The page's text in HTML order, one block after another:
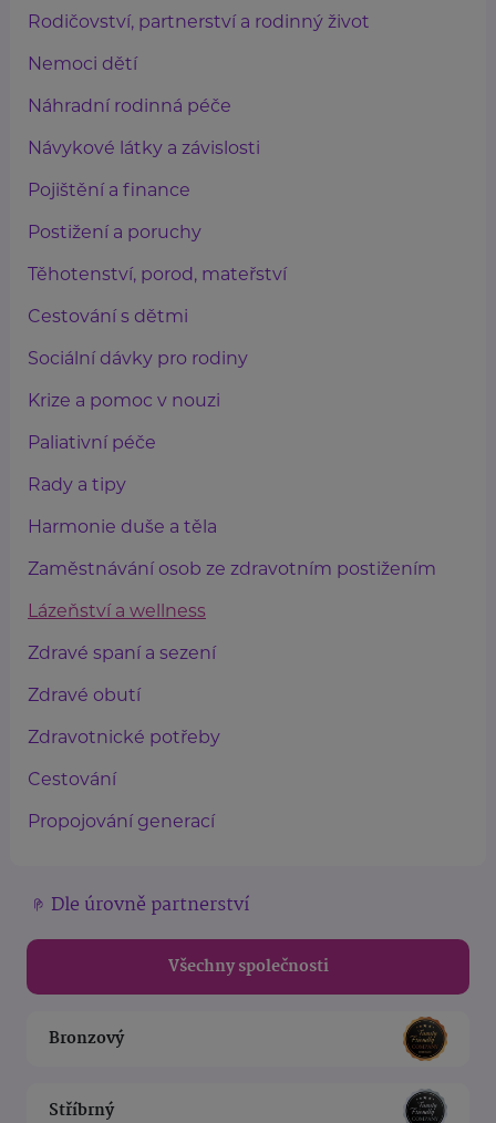
Rodičovství, partnerství a rodinný život
Nemoci dětí
Náhradní rodinná péče
Návykové látky a závislosti
Pojištění a finance
Postižení a poruchy
Těhotenství, porod, mateřství
Cestování s dětmi
Sociální dávky pro rodiny
Krize a pomoc v nouzi
Paliativní péče
Rady a tipy
Harmonie duše a těla
Zaměstnávání osob ze zdravotním postižením
Lázeňství a wellness
Zdravé spaní a sezení
Zdravé obutí
Zdravotnické potřeby
Cestování
Propojování generací
Dle úrovně partnerství
Všechny společnosti
Bronzový
Stříbrný